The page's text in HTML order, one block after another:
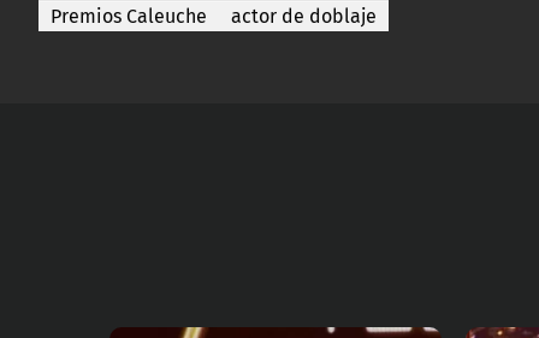
Premios Caleuche actor de doblaje